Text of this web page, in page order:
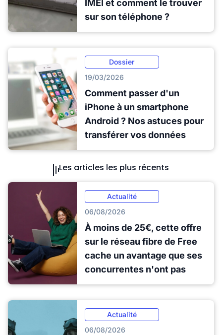
IMEI et comment le trouver
sur son téléphone ?
Dossier
19/03/2026
Comment passer d'un
iPhone à un smartphone
Android ? Nos astuces pour
transférer vos données
Les articles les plus récents
Actualité
06/08/2026
À moins de 25€, cette offre
sur le réseau fibre de Free
cache un avantage que ses
concurrentes n'ont pas
Actualité
06/08/2026